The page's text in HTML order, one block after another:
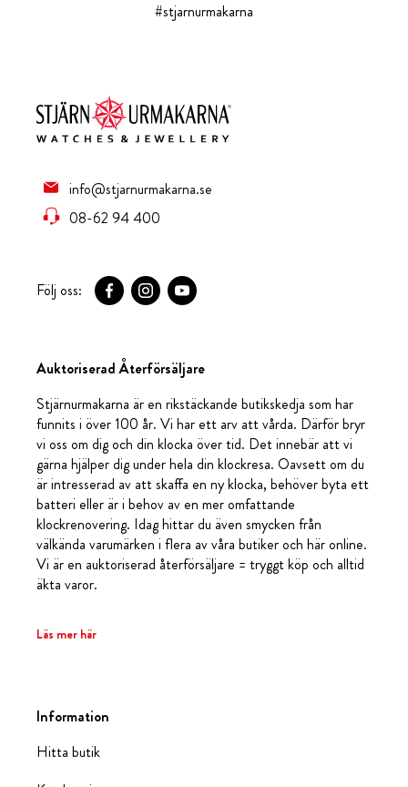
#stjarnurmakarna
info@stjarnurmakarna.se
08-62 94 400
Följ oss:
Auktoriserad Återförsäljare
Stjärnurmakarna är en rikstäckande butikskedja som har
funnits i över 100 år. Vi har ett arv att vårda. Därför bryr
vi oss om dig och din klocka över tid. Det innebär att vi
gärna hjälper dig under hela din klockresa. Oavsett om du
är intresserad av att skaffa en ny klocka, behöver byta ett
batteri eller är i behov av en mer omfattande
klockrenovering. Idag hittar du även smycken från
välkända varumärken i flera av våra butiker och här online.
Vi är en auktoriserad återförsäljare = tryggt köp och alltid
äkta varor.
Läs mer här
Information
Hitta butik